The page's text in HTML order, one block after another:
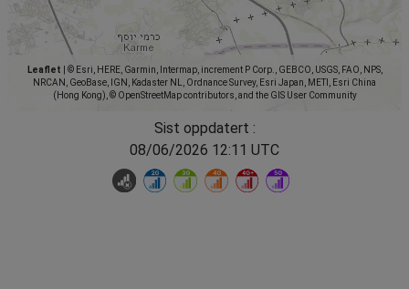
Leaflet
© Esri, HERE, Garmin, Intermap, increment P Corp., GEBCO, USGS, FAO, NPS,
NRCAN, GeoBase, IGN, Kadaster NL, Ordnance Survey, Esri Japan, METI, Esri China
(Hong Kong), © OpenStreetMap contributors, and the GIS User Community
Sist oppdatert :
08/06/2026 12:11 UTC